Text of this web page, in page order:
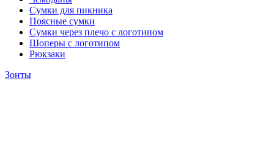
Сумки для пикника
Поясные сумки
Сумки через плечо с логотипом
Шоперы с логотипом
Рюкзаки
Зонты